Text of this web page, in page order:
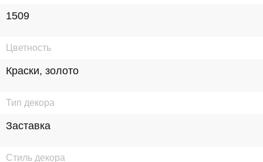
1509
Цветность
Краски, золото
Тип декора
Заставка
Стиль декора